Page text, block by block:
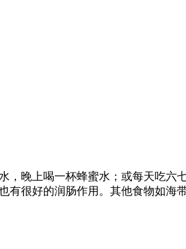
，晚上喝一杯蜂蜜水；或每天吃
有很好的润肠作用。其他食物如